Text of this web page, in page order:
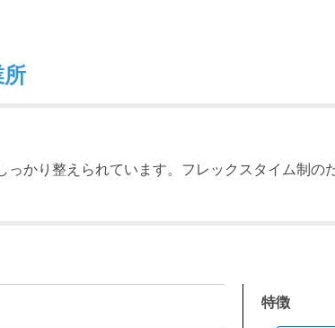
っかり整えられています。フレックスタイム制の
特徴